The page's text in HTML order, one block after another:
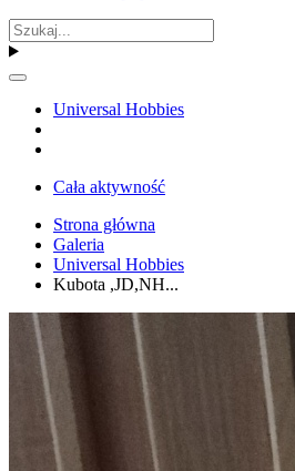
Universal Hobbies
Cała aktywność
Strona główna
Galeria
Universal Hobbies
Kubota ,JD,NH...